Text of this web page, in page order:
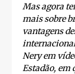
Mas agora
mais sobre
vantagens
Nery em
Estadão, em